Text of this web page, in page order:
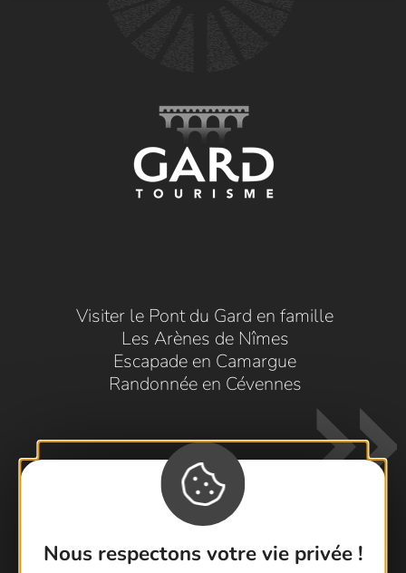
Nous respectons votre vie privée !
Visiter le Pont du Gard en famille
Les Arènes de Nîmes
Escapade en Camargue
Randonnée en Cévennes